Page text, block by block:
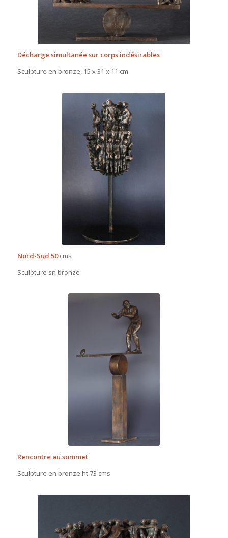
Décharge simultanée sur corps indésirables
Sculpture en bronze, 15 x 31 x 11 cm
Nord-Sud 50cms
Sculpture sn bronze
Rencontre au sommet
Sculpture en bronze ht 73 cms